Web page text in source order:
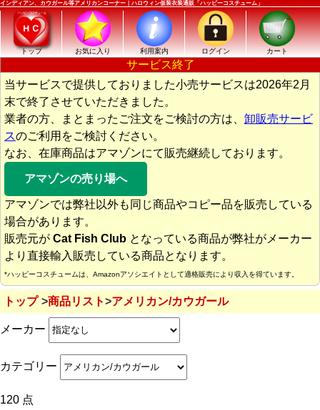
インディアン、カウガール等アメリカンコーナー｜ハロウィン仮装衣装通販「ハッピーコスチューム」
トップ お気に入り 利用案内 ログイン カート
サービス終了
当サービスで提供しておりました小売サービスは2026年2月
末で終了させていただきました。
業者の方、まとまったご注文をご検討の方は、 卸販売サービ
スのご利用をご検討ください。
なお、在庫商品はアマゾンにて販売継続しております。
アマゾンの売り場へ
アマゾンでは弊社以外も同じ商品やコピー品を販売している
場合があります。
販売元が Cat Fish Club となっている商品が弊社がメーカー
より直接輸入販売している商品となります。
*ハッピーコスチュームは、Amazonアソシエイトとして適格販売により収入を得ています。
トップ 商品リスト アメリカン/カウガール
メーカー
カテゴリー
120 点